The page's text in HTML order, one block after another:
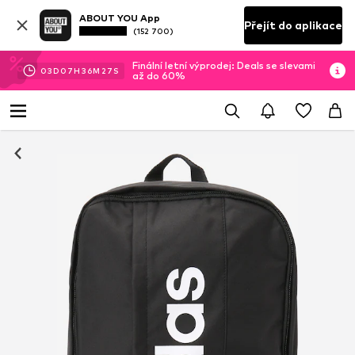
ABOUT YOU App
(152 700) Přejít do aplikace
03D 07H 36M 26 S
Finální letní výprodej: Deals se slevami
až do 60%